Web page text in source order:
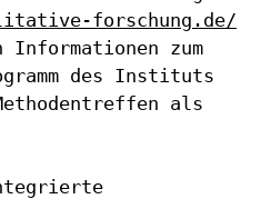
forschung.de/
zum
des Instituts
als